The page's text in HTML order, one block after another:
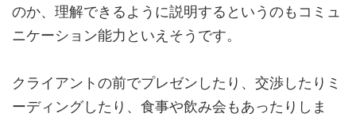
のか、 理解できるように説明するというのもコミュ
ニケーション能力 といえそうです。
クライアントの前でプレゼンしたり、交渉したりミ
ーディングしたり、食事や飲み会もあったりしま